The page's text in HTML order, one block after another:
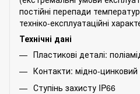
постійні перепади
техніко-експлуатаційні
Технічні дані
Пластикові деталі:
Контакти: мідно-
Ступінь захисту IP66